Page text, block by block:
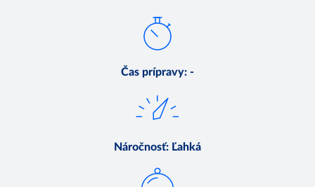
Čas prípravy: -
Náročnosť: Ľahká